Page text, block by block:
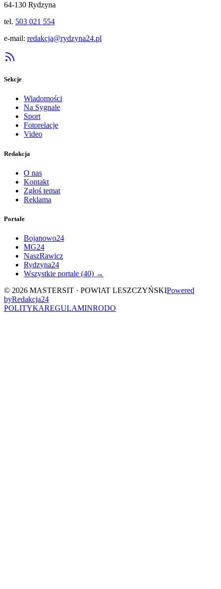
64-130 Rydzyna
tel. 503 021 554
e-mail: redakcja@rydzyna24.pl
Sekcje
Wiadomości
Na Sygnale
Sport
Fotorelacje
Video
Redakcja
O nas
Kontakt
Zgłoś temat
Reklama
Portale
Bojanowo24
MG24
NaszRawicz
Rydzyna24
Wszystkie portale (40) →
© 2026 MASTERSIT · POWIAT LESZCZYŃSKIPowered
byRedakcja24
POLITYKAREGULAMINRODO